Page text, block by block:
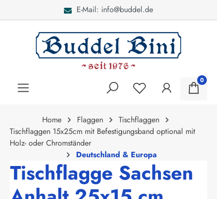
E-Mail: info@buddel.de
0
Home Flaggen
Tischflaggen
Tischflaggen 15x25cm mit Befestigungsband optional mit
Holz- oder Chromständer
Deutschland & Europa
Tischflagge Sachsen